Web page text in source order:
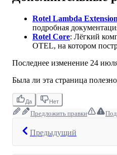
Rotel Lambda Extension
подробная
Rotel Core: Лёгкий
OTEL, на котором
Последнее изменение 24
Была ли эта страница
Да Нет
Предложить правки
Предыдущий